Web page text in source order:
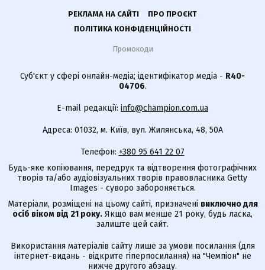
РЕКЛАМА НА САЙТІ
ПРО ПРОЄКТ
ПОЛІТИКА КОНФІДЕНЦІЙНОСТІ
Промокоди
Суб'єкт у сфері онлайн-медіа; ідентифікатор медіа - R40-
04706.
E-mail редакції: info@champion.com.ua
Адреса: 01032, м. Київ, вул. Жилянська, 48, 50А
Телефон: +380 95 641 22 07
Будь-яке копіювання, передрук та відтворення фотографічних
творів та/або аудіовізуальних творів правовласника Getty
Images - суворо забороняється.
Матеріали, розміщені на цьому сайті, призначені виключно для
осіб віком від 21 року. Якщо вам менше 21 року, будь ласка,
залиште цей сайт.
Використання матеріалів сайту лише за умови посилання (для
інтернет-видань - відкрите гіперпосилання) на "Чемпіон" не
нижче другого абзацу.